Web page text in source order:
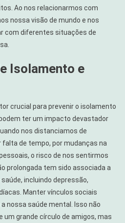
Ao nos relacionarmos com
nossa visão de mundo e nos
com diferentes situações de
Isolamento e
crucial para prevenir o isolamento
ter um impacto devastador
nos distanciamos de
de tempo, por mudanças na
o risco de nos sentirmos
prolongada tem sido associada a
incluindo depressão,
Manter vínculos sociais
nossa saúde mental. Isso não
um grande círculo de amigos, mas